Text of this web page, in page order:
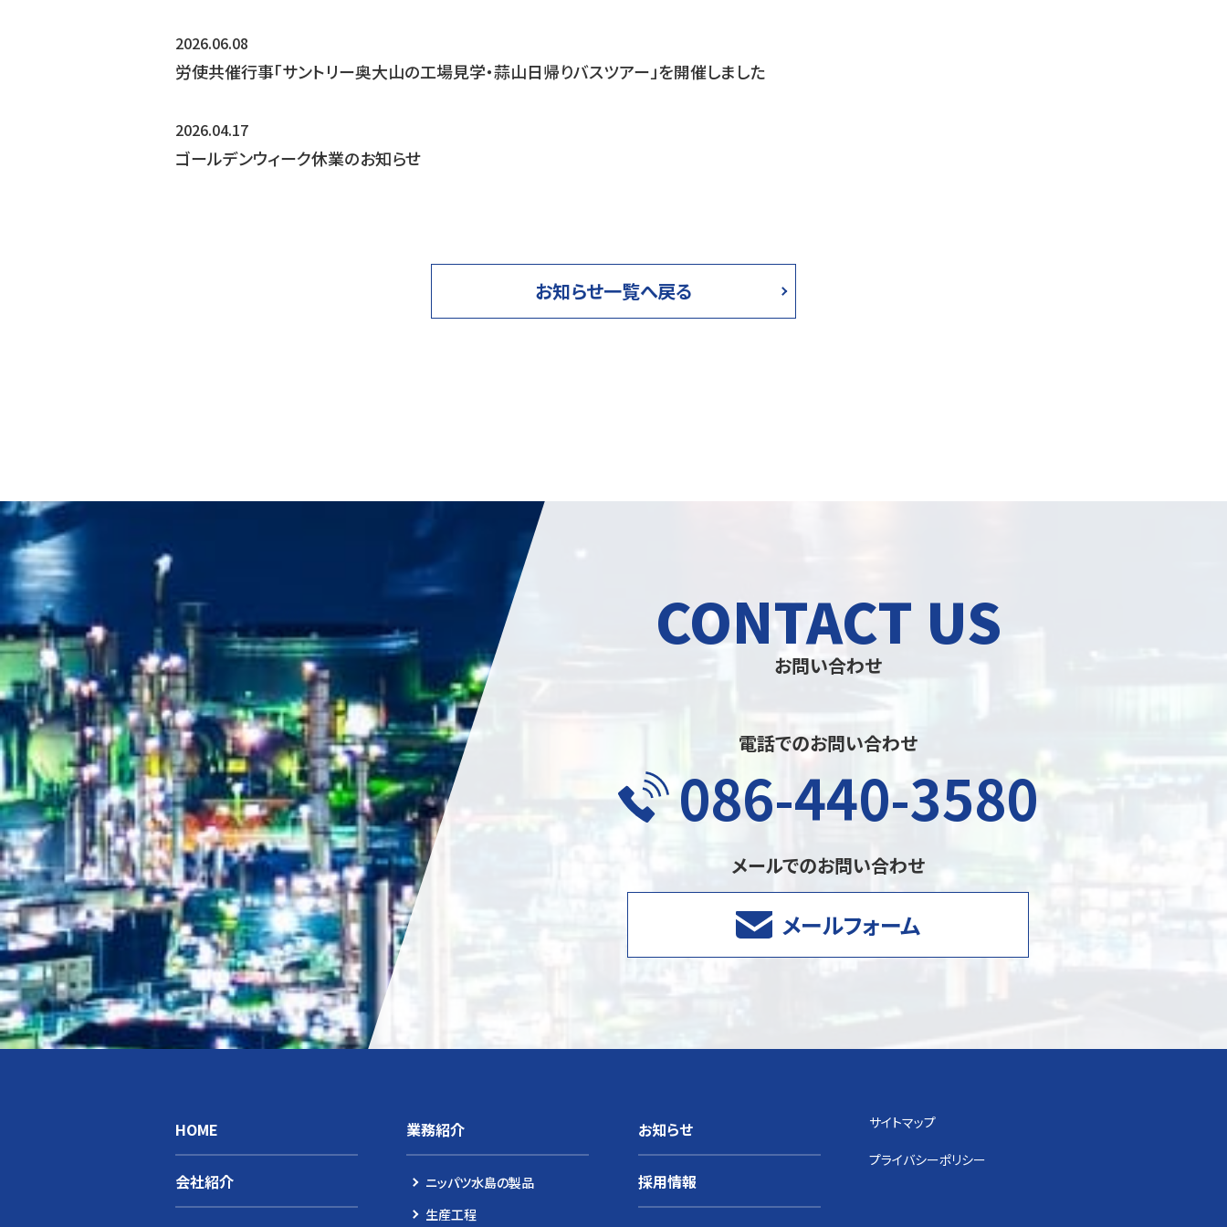
2026.06.08
労使共催行事「サントリー奥大山の工場見学・蒜山日帰りバスツアー」を開催しました
2026.04.17
ゴールデンウィーク休業のお知らせ
お知らせ一覧へ戻る
CONTACT US
お問い合わせ
電話でのお問い合わせ
086-440-3580
メールでのお問い合わせ
メールフォーム
HOME
会社紹介
業務紹介
ニッパツ水島の製品
生産工程
お知らせ
採用情報
サイトマップ
プライバシーポリシー